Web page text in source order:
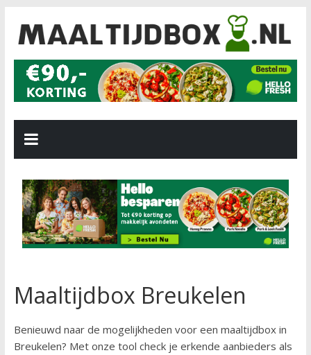
Maaltijdbox Breukelen
Benieuwd naar de mogelijkheden voor een maaltijdbox in
Breukelen? Met onze tool check je erkende aanbieders als